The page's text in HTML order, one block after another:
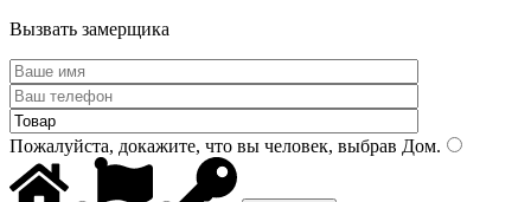
Вызвать замерщика
Пожалуйста, докажите, что вы человек, выбрав Дом.